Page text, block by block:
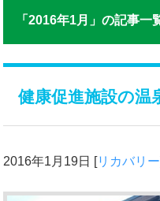
「2016年1月」の記事一
健康促進施設の温
2016年1月19日 [リカバリー